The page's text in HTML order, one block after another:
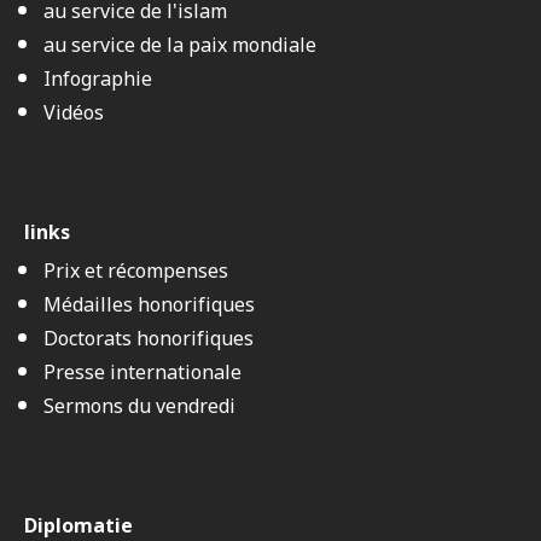
au service de l'islam
au service de la paix mondiale
Infographie
Vidéos
links
Prix et récompenses
Médailles honorifiques
Doctorats honorifiques
Presse internationale
Sermons du vendredi
Diplomatie